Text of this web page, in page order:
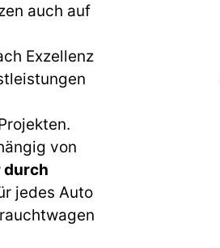
auch auf
Exzellenz
von
durch
jedes Auto